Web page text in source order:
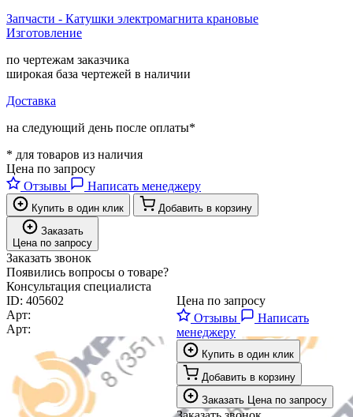
Запчасти - Катушки электромагнита крановые
Изготовление
по чертежам заказчика
широкая база чертежей в наличии
Доставка
на следующий день после оплаты*
* для товаров из наличия
Цена по запросу
Отзывы
Написать менеджеру
Купить в один клик
Добавить в корзину
Заказать
Цена по запросу
Заказать звонок
Появились вопросы о товаре?
Консультация специалиста
ID: 405602
Арт:
Арт:
Цена по запросу
Отзывы
Написать
менеджеру
Купить в один клик
Добавить в корзину
Заказать Цена по запросу